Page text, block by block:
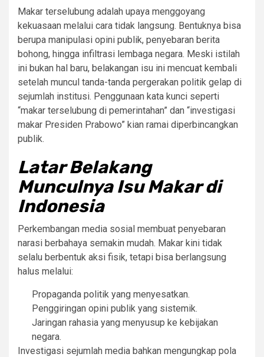
Makar terselubung adalah upaya menggoyang
kekuasaan melalui cara tidak langsung. Bentuknya bisa
berupa manipulasi opini publik, penyebaran berita
bohong, hingga infiltrasi lembaga negara. Meski istilah
ini bukan hal baru, belakangan isu ini mencuat kembali
setelah muncul tanda-tanda pergerakan politik gelap di
sejumlah institusi. Penggunaan kata kunci seperti
“makar terselubung di pemerintahan” dan “investigasi
makar Presiden Prabowo” kian ramai diperbincangkan
publik.
Latar Belakang
Munculnya Isu Makar di
Indonesia
Perkembangan media sosial membuat penyebaran
narasi berbahaya semakin mudah. Makar kini tidak
selalu berbentuk aksi fisik, tetapi bisa berlangsung
halus melalui:
Propaganda politik yang menyesatkan.
Penggiringan opini publik yang sistemik.
Jaringan rahasia yang menyusup ke kebijakan
negara.
Investigasi sejumlah media bahkan mengungkap pola